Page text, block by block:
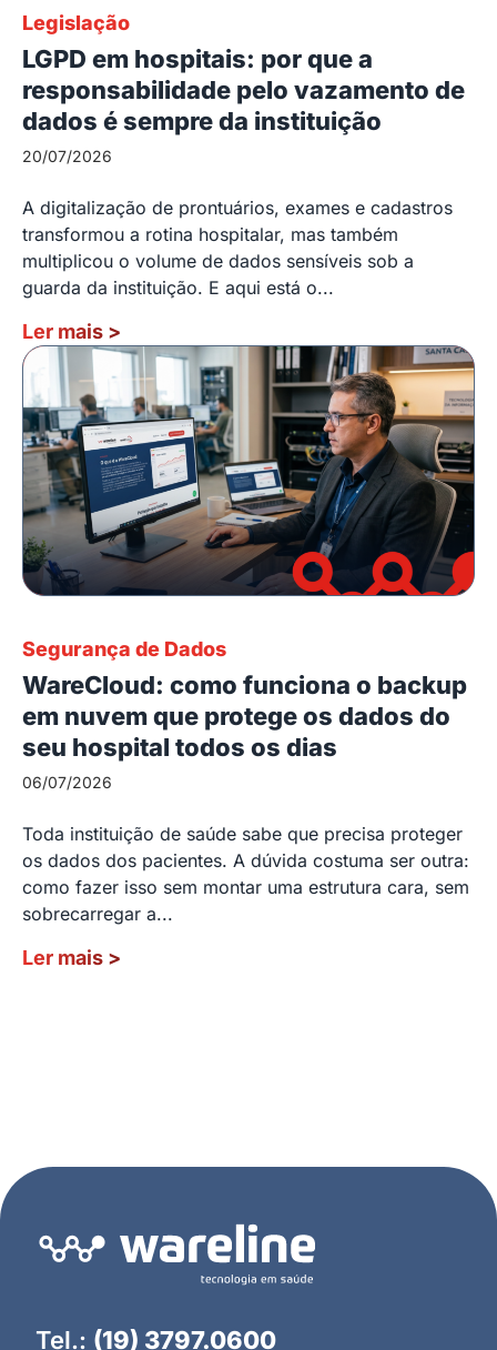
Legislação
LGPD em hospitais: por que a
responsabilidade pelo vazamento de
dados é sempre da instituição
20/07/2026
A digitalização de prontuários, exames e cadastros
transformou a rotina hospitalar, mas também
multiplicou o volume de dados sensíveis sob a
guarda da instituição. E aqui está o...
Ler mais >
Segurança de Dados
WareCloud: como funciona o backup
em nuvem que protege os dados do
seu hospital todos os dias
06/07/2026
Toda instituição de saúde sabe que precisa proteger
os dados dos pacientes. A dúvida costuma ser outra:
como fazer isso sem montar uma estrutura cara, sem
sobrecarregar a...
Ler mais >
Tel.: (19) 3797.0600